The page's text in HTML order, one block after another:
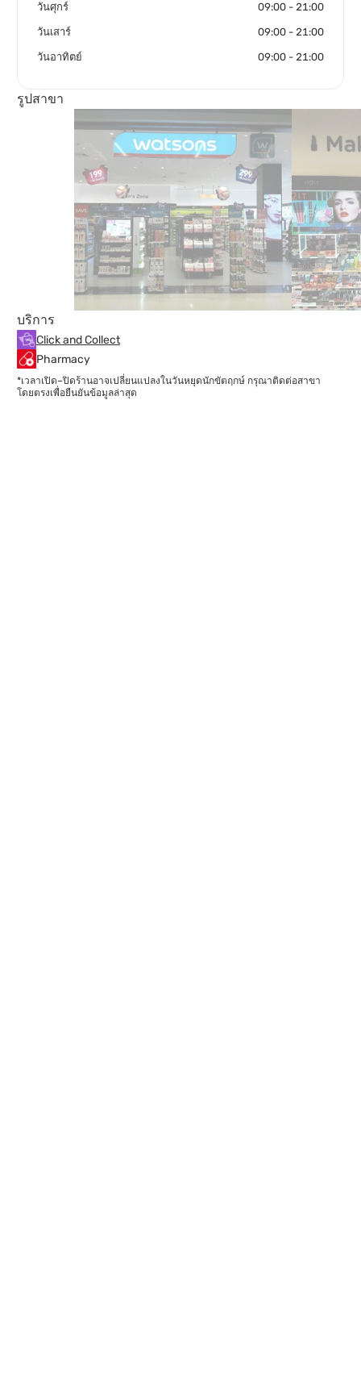
วันศุกร์ 09:00 - 21:00
วันเสาร์ 09:00 - 21:00
วันอาทิตย์ 09:00 - 21:00
รูปสาขา
บริการ
Click and Collect
Pharmacy
*เวลาเปิด–ปิดร้านอาจเปลี่ยนแปลงในวันหยุดนักขัตฤกษ์ กรุณาติดต่อสาขา
โดยตรงเพื่อยืนยันข้อมูลล่าสุด